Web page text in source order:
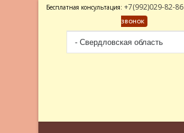
Бесплатная консультация: +7(992)029-82-86
ЗВОНОК